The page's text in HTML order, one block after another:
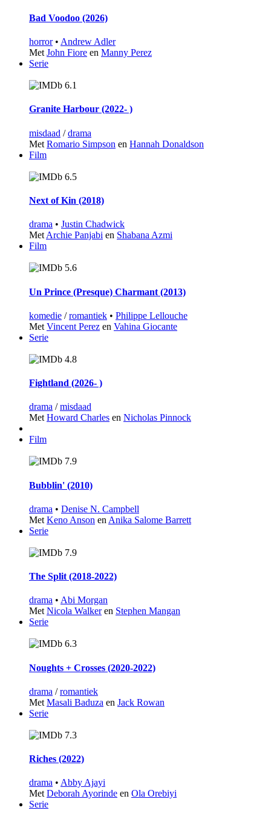
Bad Voodoo (2026)
horror• Andrew Adler
Met John Fiore en Manny Perez
Serie
6.1
Granite Harbour (2022‑ )
misdaad /drama
Met Romario Simpson en Hannah Donaldson
Film
6.5
Next of Kin (2018)
drama • Justin Chadwick
Met Archie Panjabi en Shabana Azmi
Film
5.6
Un Prince (Presque) Charmant (2013)
komedie /romantiek • Philippe Lellouche
Met Vincent Perez en Vahina Giocante
Serie
4.8
Fightland (2026‑ )
drama /misdaad
Met Howard Charles en Nicholas Pinnock
Film
7.9
Bubblin' (2010)
drama • Denise N. Campbell
Met Keno Anson en Anika Salome Barrett
Serie
7.9
The Split (2018‑2022)
drama • Abi Morgan
MetNicola Walkeren Stephen Mangan
Serie
6.3
Noughts + Crosses (2020‑2022)
drama /romantiek
Met Masali Baduza en Jack Rowan
Serie
7.3
Riches (2022)
drama • Abby Ajayi
MetDeborah Ayorinde en Ola Orebiyi
Serie